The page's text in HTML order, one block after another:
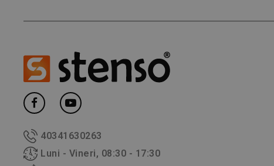
40341630263
Luni - Vineri, 08:30 - 17:30